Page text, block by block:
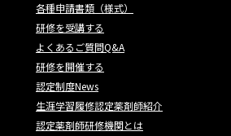
各種申請書類（様式）
研修を受講する
よくあるご質問Q&A
研修を開催する
認定制度News
生涯学習履修認定薬剤師紹介
認定薬剤師研修機関とは